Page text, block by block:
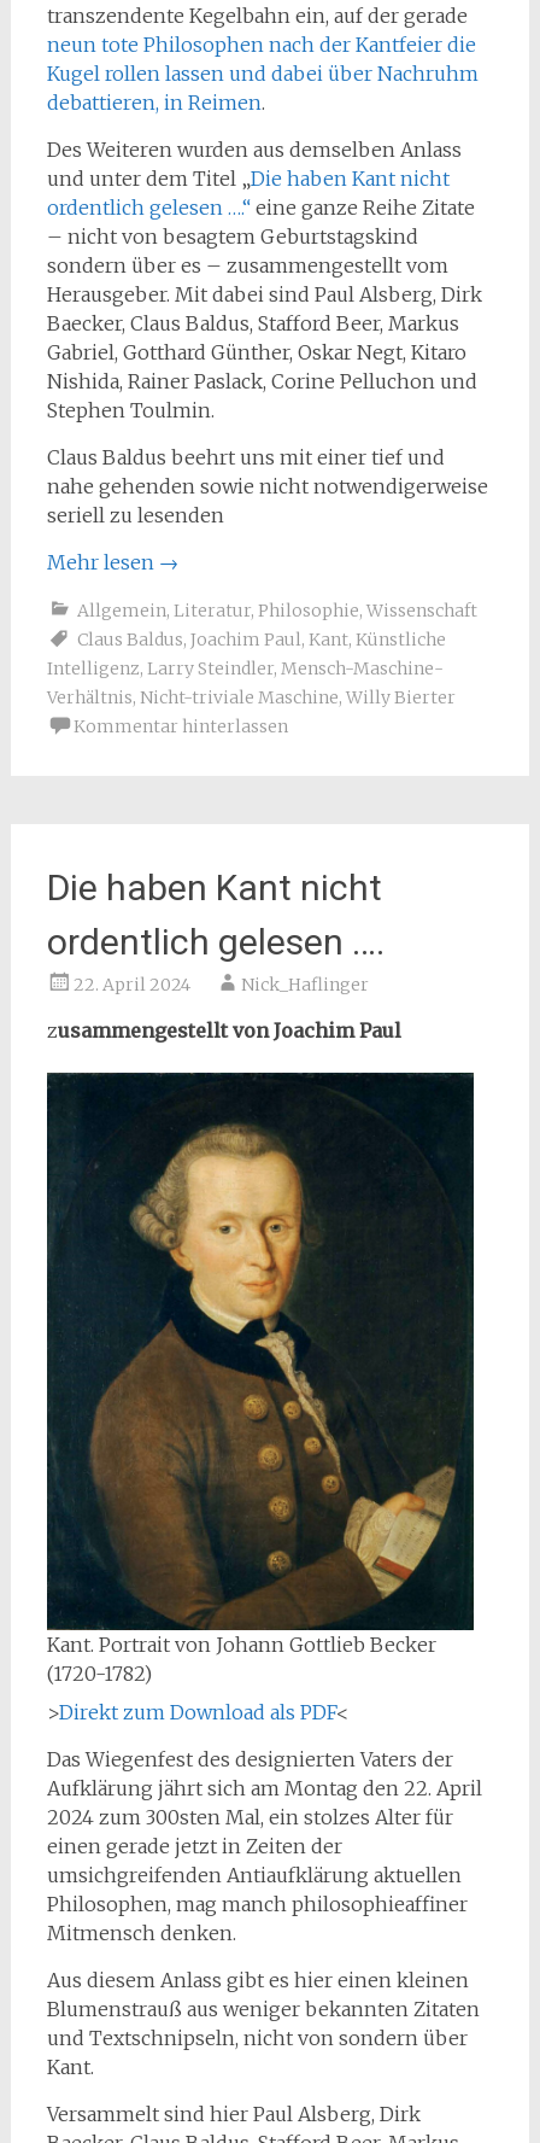
transzendente Kegelbahn ein, auf der gerade
neun tote Philosophen nach der Kantfeier die
Kugel rollen lassen und dabei über Nachruhm
debattieren, in Reimen.
Des Weiteren wurden aus demselben Anlass
und unter dem Titel „Die haben Kant nicht
ordentlich gelesen ….“eine ganze Reihe Zitate
– nicht von besagtem Geburtstagskind
sondern über es – zusammengestellt vom
Herausgeber. Mit dabei sind Paul Alsberg, Dirk
Baecker, Claus Baldus, Stafford Beer, Markus
Gabriel, Gotthard Günther, Oskar Negt, Kitaro
Nishida, Rainer Paslack, Corine Pelluchon und
Stephen Toulmin.
Claus Baldus beehrt uns mit einer tief und
nahe gehenden sowie nicht notwendigerweise
seriell zu lesenden
Mehr lesen →
Allgemein, Literatur, Philosophie, Wissenschaft
Claus Baldus, Joachim Paul, Kant, Künstliche
Intelligenz, Larry Steindler, Mensch-Maschine-
Verhältnis, Nicht-triviale Maschine, Willy Bierter
Kommentar hinterlassen
Die haben Kant nicht
ordentlich gelesen ….
22. April 2024 Nick_Haflinger
zusammengestellt von Joachim Paul
Kant. Portrait von Johann Gottlieb Becker
(1720-1782)
>Direkt zum Download als PDF<
Das Wiegenfest des designierten Vaters der
Aufklärung jährt sich am Montag den 22. April
2024 zum 300sten Mal, ein stolzes Alter für
einen gerade jetzt in Zeiten der
umsichgreifenden Antiaufklärung aktuellen
Philosophen, mag manch philosophieaffiner
Mitmensch denken.
Aus diesem Anlass gibt es hier einen kleinen
Blumenstrauß aus weniger bekannten Zitaten
und Textschnipseln, nicht von sondern über
Kant.
Versammelt sind hier Paul Alsberg, Dirk